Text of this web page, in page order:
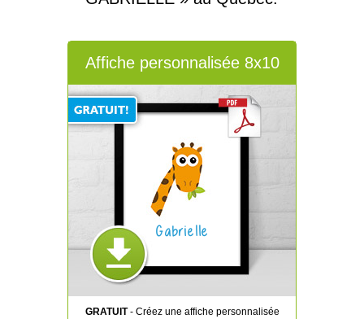
Affiche personnalisée 8x10
Gabrielle
GRATUIT- Créez une affiche personnalisée